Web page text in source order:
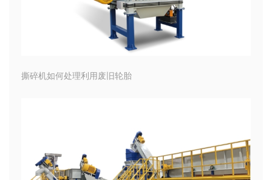
撕碎机如何处理利用废旧轮胎